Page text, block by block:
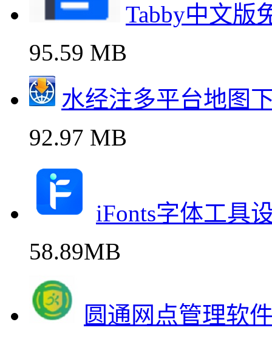
Tabby中文版
95.59 MB
水经注多平台地图
92.97 MB
iFonts字体工具
58.89MB
圆通网点管理软